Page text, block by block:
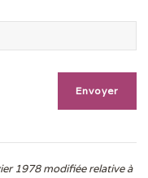
1978 modifiée relative à